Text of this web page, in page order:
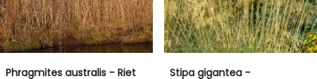
Phragmites australis - Riet
Stipa gigantea -